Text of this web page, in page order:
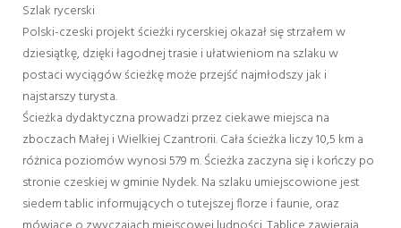
Szlak rycerski
Polski-czeski projekt ścieżki rycerskiej okazał się strzałem w
dziesiątkę, dzięki łagodnej trasie i ułatwieniom na szlaku w
postaci wyciągów ścieżkę może przejść najmłodszy jak i
najstarszy turysta.
Ścieżka dydaktyczna prowadzi przez ciekawe miejsca na
zboczach Małej i Wielkiej Czantrorii. Cała ścieżka liczy 10,5 km a
różnica poziomów wynosi 579 m. Ścieżka zaczyna się i kończy po
stronie czeskiej w gminie Nydek. Na szlaku umiejscowione jest
siedem tablic informujących o tutejszej florze i faunie, oraz